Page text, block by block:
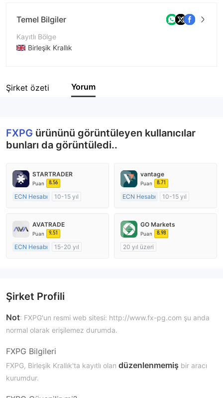
Temel Bilgiler
Kayıtlı Bölge
Birleşik Krallık
Şirket Adı
Şirket özeti Yorum
FXPG ürününü görüntüleyen kullanıcılar
bunları da görüntüledi..
STARTRADER
Puan 8.56
ECN Hesabı
10-15 yıl
MT4 Tam Lisans
vantage
Puan 8.71
ECN Hesabı
10-15 yıl
Pazar Yapıcılık (MM)
MT4 Tam Lisans
AVATRADE
Puan 9.51
ECN Hesabı
15-20 yıl
GO Markets
Puan 8.98
20 yıl üzeri
Şirket Profili
Not: FXPG'un resmi web sitesi: http://www.fx-pg.com şu anda
normal olarak erişilemez durumda.
FXPG Bilgileri
FXPG, Birleşik Krallık'ta kayıtlı olan düzenlenmemiş bir aracı
kurumdur.